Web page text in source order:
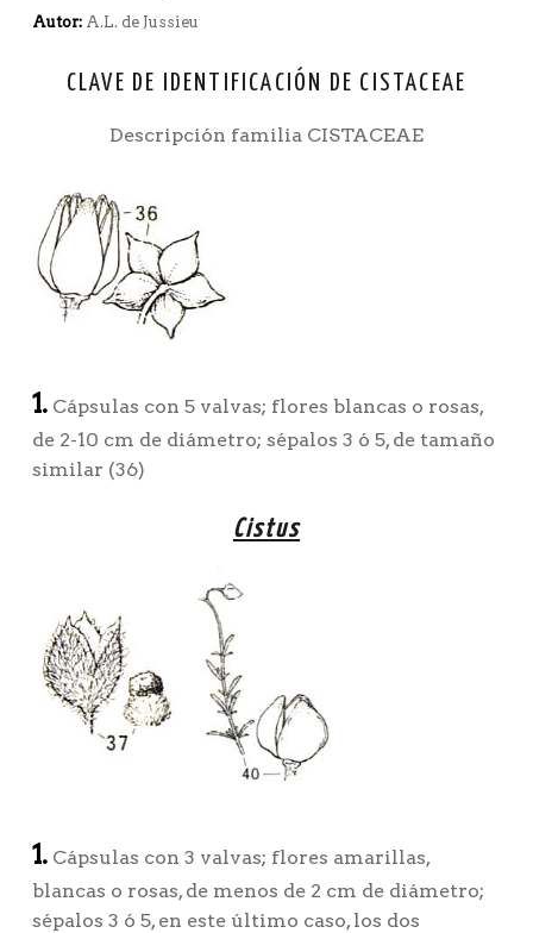
Autor: A.L. de Jussieu
CLAVE DE IDENTIFICACIÓN DE CISTACEAE
Descripción familia CISTACEAE
1.Cápsulas con 5 valvas; flores blancas o rosas,
de 2-10 cm de diámetro; sépalos 3 ó 5, de tamaño
similar (36)
Cistus
1.Cápsulas con 3 valvas; flores amarillas,
blancas o rosas, de menos de 2 cm de diámetro;
sépalos 3 ó 5, en este último caso, los dos